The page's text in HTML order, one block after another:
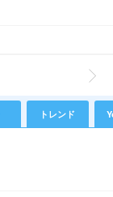
トレンド